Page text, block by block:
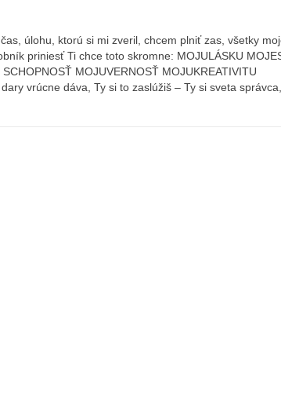
úlohu, ktorú si mi zveril, chcem plniť zas, všetky
priniesť Ti chce toto skromne: MOJULÁSKU
MOJUVERNOSŤ MOJUKREATIVITU
vrúcne dáva, Ty si to zaslúžiš – Ty si sveta